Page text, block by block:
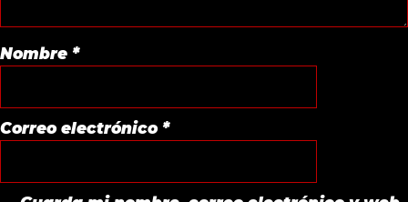
Nombre *
Correo electrónico *